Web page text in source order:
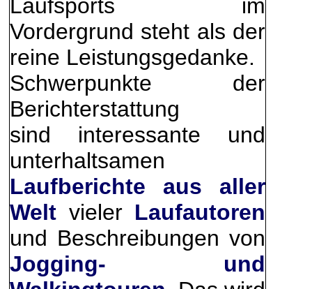
Laufsports im
Vordergrund steht als der
reine Leistungsgedanke.
Schwerpunkte der
Berichterstattung
sind interessante und
unterhaltsamen
Laufberichte aus aller
Welt vieler Laufautoren
und Beschreibungen von
Jogging- und